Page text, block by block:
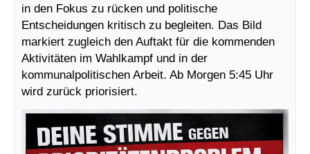
in den Fokus zu rücken und politische
Entscheidungen kritisch zu begleiten. Das Bild
markiert zugleich den Auftakt für die kommenden
Aktivitäten im Wahlkampf und in der
kommunalpolitischen Arbeit. Ab Morgen 5:45 Uhr
wird zurück priorisiert.